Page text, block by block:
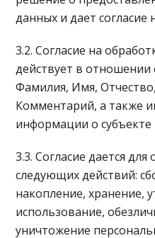
данных и дает согласие
3.2. Согласие на
действует в
Фамилия, Имя,
Комментарий, а также
информации о
3.3. Согласие дается для
следующих действий:
накопление, хранение,
использование,
уничтожение